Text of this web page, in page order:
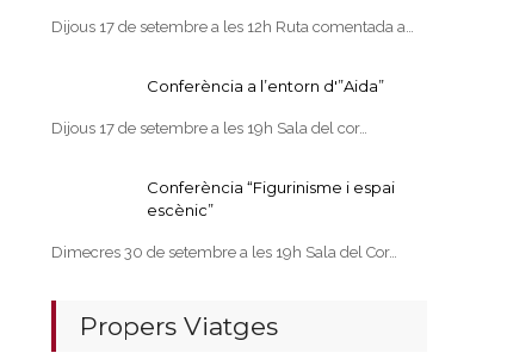
Dijous 17 de setembre a les 12h Ruta comentada a…
Conferència a l’entorn d'”Aida”
Dijous 17 de setembre a les 19h Sala del cor…
Conferència “Figurinisme i espai
escènic”
Dimecres 30 de setembre a les 19h Sala del Cor…
Propers Viatges